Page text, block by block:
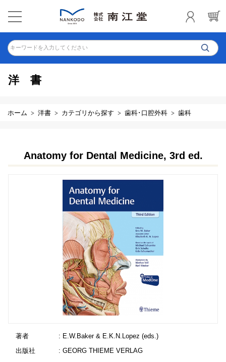
キーワードを入力してください
洋書
ホーム 洋書 カテゴリから探す 歯科･口腔外科 歯科
Anatomy for Dental Medicine, 3rd ed.
著者
: E.W.Baker & E.K.N.Lopez (eds.)
出版社
: GEORG THIEME VERLAG